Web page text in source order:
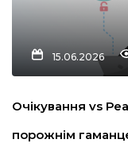
15.06.2026
Очікування vs
порожнім